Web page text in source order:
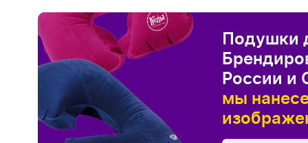
Нанесение логотипа
Подборки и обзоры новинок
Спецпредложения
Блог
Дизайн
Подушки
России и
мы